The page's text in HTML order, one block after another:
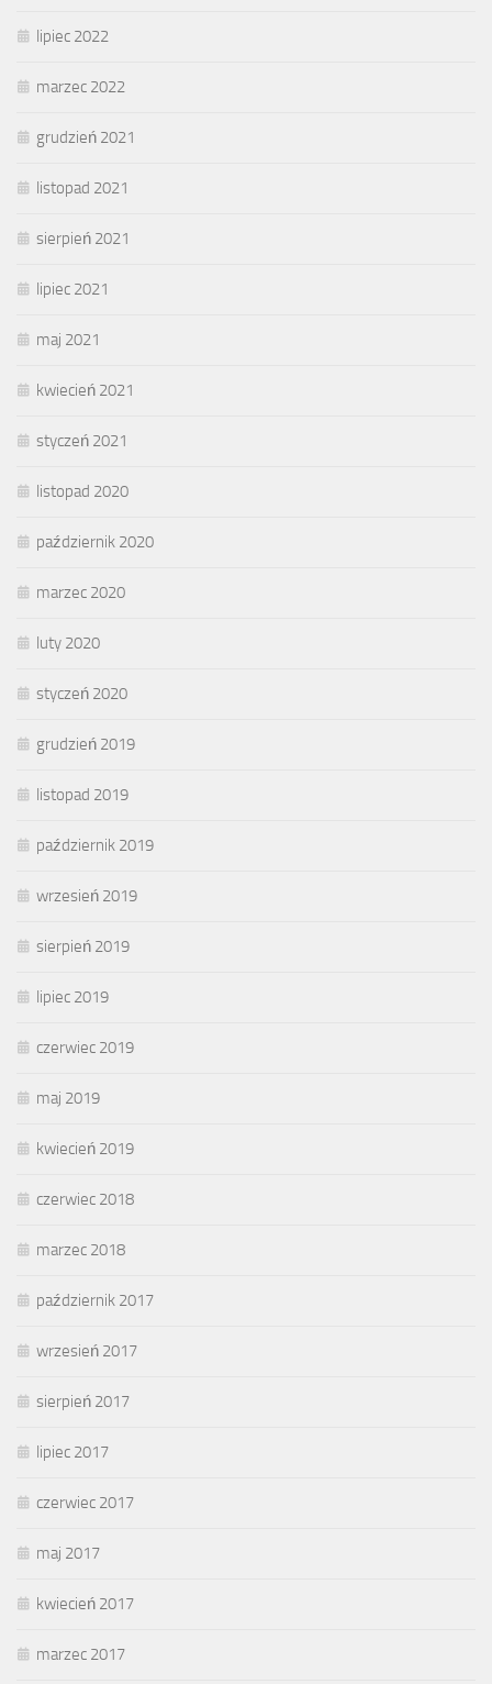
lipiec 2022
marzec 2022
grudzień 2021
listopad 2021
sierpień 2021
lipiec 2021
maj 2021
kwiecień 2021
styczeń 2021
listopad 2020
październik 2020
marzec 2020
luty 2020
styczeń 2020
grudzień 2019
listopad 2019
październik 2019
wrzesień 2019
sierpień 2019
lipiec 2019
czerwiec 2019
maj 2019
kwiecień 2019
czerwiec 2018
marzec 2018
październik 2017
wrzesień 2017
sierpień 2017
lipiec 2017
czerwiec 2017
maj 2017
kwiecień 2017
marzec 2017